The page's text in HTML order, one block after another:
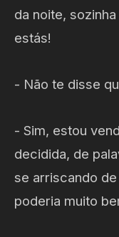
da noite,
estás!
- Não te disse
- Sim, estou
decidida, de
se arriscando
poderia muito